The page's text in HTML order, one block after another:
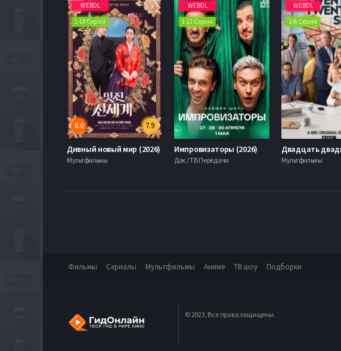
WEBDL
1-14 Серия
7.9
8.0
Дивный новый мир (2026)
Мультфильмы
WEBDL
1-11 Серия
Импровизаторы (2026)
Док / ТВ Передачи
WEBDL
1-6 Серия
Мультфильмы
Фильмы Сериалы Мультфильмы Аниме ТВ шоу Подборки
© 2023, Все права защищены.